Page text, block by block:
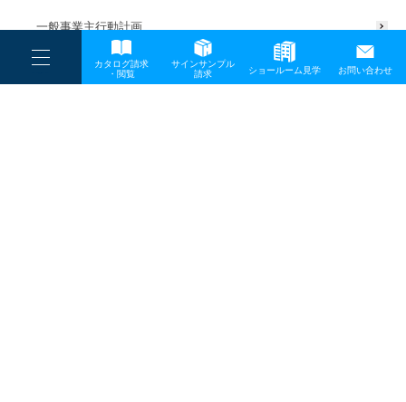
----
----
-
カタログ請求
・閲覧
サインサンプル
請求
ショールーム見学 お問い合わせ
一般事業主行動計画